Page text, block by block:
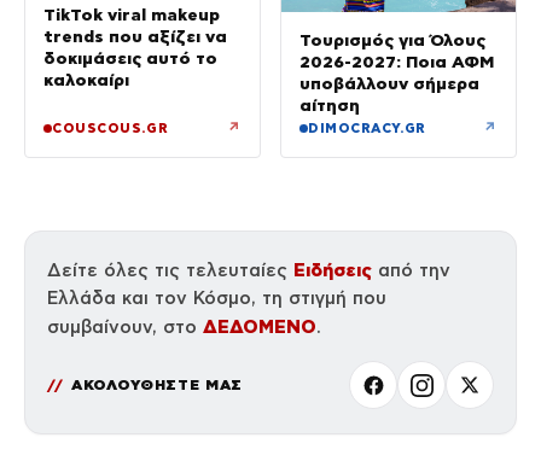
TikTok viral makeup
trends που αξίζει να
δοκιμάσεις αυτό το
καλοκαίρι
COUSCOUS.GR ↗
Τουρισμός για Όλους
2026-2027: Ποια ΑΦΜ
υποβάλλουν σήμερα
αίτηση
DIMOCRACY.GR ↗
Δείτε όλες τις τελευταίες Ειδήσεις από την
Ελλάδα και τον Κόσμο, τη στιγμή που
συμβαίνουν, στο ΔΕΔΟΜΕΝΟ.
ΑΚΟΛΟΥΘΗΣΤΕ ΜΑΣ